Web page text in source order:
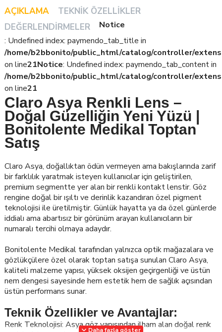
AÇIKLAMA
TEKNIK ÖZELLIKLER
DEĞERLENDIRMELER
Notice
: Undefined index: paymendo_tab_title in
/home/b2bbonito/public_html/catalog/controller/
on line21Notice: Undefined index: paymendo_tab_content in
/home/b2bbonito/public_html/catalog/controller/
on line21
Claro Asya Renkli Lens –
Doğal Güzelliğin Yeni Yüzü |
Bonitolente Medikal Toptan
Satış
Claro Asya, doğallıktan ödün vermeyen ama bakışlarında zarif
bir farklılık yaratmak isteyen kullanıcılar için geliştirilen,
premium segmentte yer alan bir renkli kontakt lenstir. Göz
rengine doğal bir ışıltı ve derinlik kazandıran özel pigment
teknolojisi ile üretilmiştir. Günlük hayatta ya da özel günlerde
iddialı ama abartısız bir görünüm arayan kullanıcıların bir
numaralı tercihi olmaya adaydır.
Bonitolente Medikal tarafından yalnızca optik mağazalara ve
gözlükçülere özel olarak toptan satışa sunulan Claro Asya,
kaliteli malzeme yapısı, yüksek oksijen geçirgenliği ve üstün
nem dengesi sayesinde hem estetik hem de sağlık açısından
üstün performans sunar.
Teknik Özellikler ve Avantajlar:
Renk Teknolojisi: Asya göz yapısından ilham alan doğal renk
Daha fazla göster